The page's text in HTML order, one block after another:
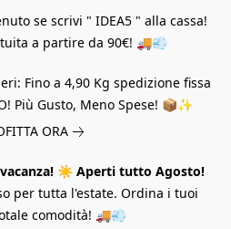
se scrivi " IDEA5 " alla cassa!
a partire da 90€! 🚚💨
Fino a 4,90 Kg spedizione fissa
Più Gusto, Meno Spese! 📦✨
ORA
☀️ Aperti tutto Agosto!
per tutta l'estate. Ordina i tuoi
comodità! 🚚💨